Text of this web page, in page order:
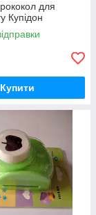
для
Купідон
Купити